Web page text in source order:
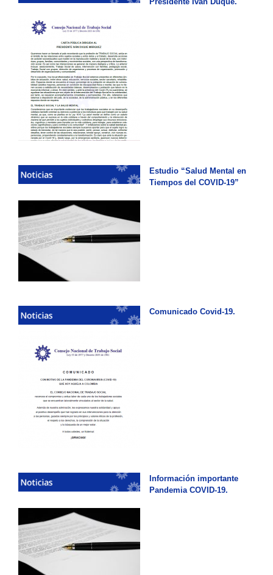
Estudio “Salud Mental en
Tiempos del COVID-19”
Comunicado Covid-19.
Información importante
Pandemia COVID-19.